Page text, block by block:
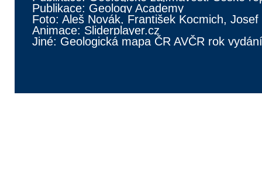
Publikace: Geology Academy
Foto: Aleš Novák, František Kocmich, Josef
Animace: Sliderplayer.cz
Jiné: Geologická mapa ČR AVČR rok